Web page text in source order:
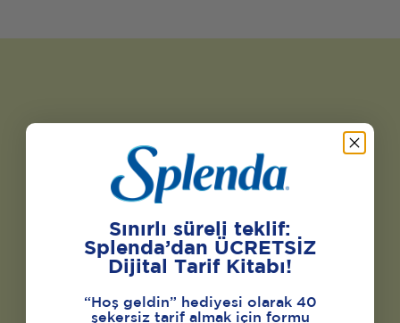
Sınırlı süreli teklif:
Splenda’dan ÜCRETSİZ
Dijital Tarif Kitabı!
“Hoş geldin” hediyesi olarak 40
şekersiz tarif almak için formu